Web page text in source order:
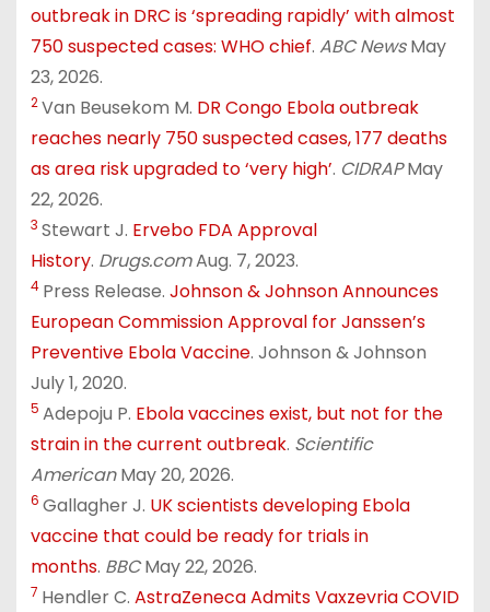
outbreak in DRC is ‘spreading rapidly’ with almost
750 suspected cases: WHO chief. ABC NewsMay
23, 2026.
2Van Beusekom M. DR Congo Ebola outbreak
reaches nearly 750 suspected cases, 177 deaths
as area risk upgraded to ‘very high’. CIDRAPMay
22, 2026.
3 Stewart J. Ervebo FDA Approval
History. Drugs.comAug. 7, 2023.
4 Press Release. Johnson & Johnson Announces
European Commission Approval for Janssen’s
Preventive Ebola Vaccine. Johnson & Johnson
July 1, 2020.
5 Adepoju P. Ebola vaccines exist, but not for the
strain in the current outbreak. Scientific
AmericanMay 20, 2026.
6 Gallagher J. UK scientists developing Ebola
vaccine that could be ready for trials in
months. BBCMay 22, 2026.
7 Hendler C. AstraZeneca Admits Vaxzevria COVID